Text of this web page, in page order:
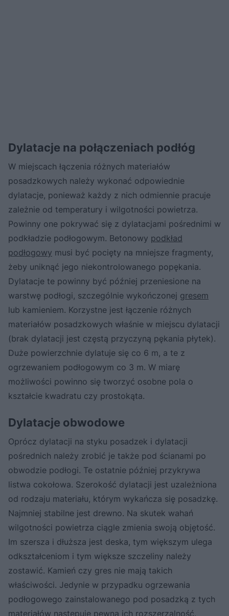
Dylatacje na połączeniach podłóg
W miejscach łączenia różnych materiałów
posadzkowych należy wykonać odpowiednie
dylatacje, ponieważ każdy z nich odmiennie pracuje
zależnie od temperatury i wilgotności powietrza.
Powinny one pokrywać się z dylatacjami pośrednimi w
podkładzie podłogowym. Betonowy podkład
podłogowy musi być pocięty na mniejsze fragmenty,
żeby uniknąć jego niekontrolowanego popękania.
Dylatacje te powinny być później przeniesione na
warstwę podłogi, szczególnie wykończonej gresem
lub kamieniem. Korzystne jest łączenie różnych
materiałów posadzkowych właśnie w miejscu dylatacji
(brak dylatacji jest częstą przyczyną pękania płytek).
Duże powierzchnie dylatuje się co 6 m, a te z
ogrzewaniem podłogowym co 3 m. W miarę
możliwości powinno się tworzyć osobne pola o
kształcie kwadratu czy prostokąta.
Dylatacje obwodowe
Oprócz dylatacji na styku posadzek i dylatacji
pośrednich należy zrobić je także pod ścianami po
obwodzie podłogi. Te ostatnie później przykrywa
listwa cokołowa. Szerokość dylatacji jest uzależniona
od rodzaju materiału, którym wykańcza się posadzkę.
Najmniej stabilne jest drewno. Na skutek wahań
wilgotności powietrza ciągle zmienia swoją objętość.
Im szersza i dłuższa jest deska, tym większym ulega
odkształceniom i tym większe szczeliny należy
zostawić. Kamień czy gres nie mają takich
właściwości. Jedynie w przypadku ogrzewania
podłogowego zainstalowanego pod posadzką z tych
materiałów następuje pewna ich rozszerzalność.